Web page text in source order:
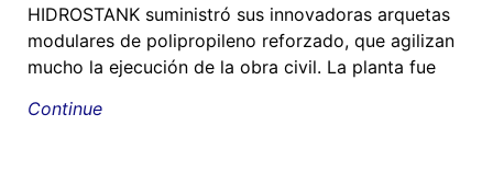
HIDROSTANK suministró sus innovadoras arquetas
modulares de polipropileno reforzado, que agilizan
mucho la ejecución de la obra civil. La planta fue
Continue